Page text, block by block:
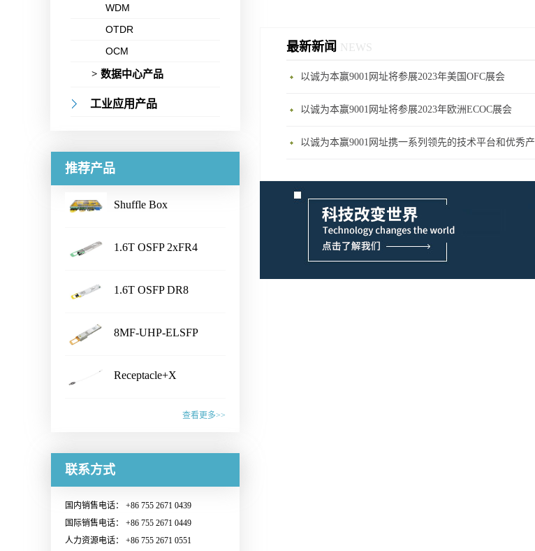
WDM
OTDR
OCM
> 数据中心产品
工业应用产品
推荐产品
Shuffle Box
Chassis Size：1U/2U/3U/4U/
LC /CS /SN /MPO /MMC /SN-
with smaller wiring space· Fiber
Aluminum alloy/ Zn-plate/
围· Datacenter· CPO Integrated
Switching System· Ultra-large-
scale AI GPU computing cluster·
High-performance Computing
(HPC) Supercomputing Center联
系销售，获取更多信息：
1.6T OSFP 2xFR4
Transceiver产品特性·
MSA compliant· CMIS5.2
多信息：Sales@o-netcom.com
1.6T OSFP DR8
Transceiver产品特性·
MSA compliant· CMIS 5.2
Dual MPO-12 or MPO-16应用
范围· 1.6T Ethernet Link联系销
售，获取更多信息：Sales@o-
netcom.com
8MF-UHP-ELSFP
Continuous Wave (CW) lasers·
channel· Low power
consumption· Build in blind mate
optical and electrical connectors·
Receptacle+X
性· Pull force 1-3N or
customer · Wiggle test comply
with IEC and Cisco
standard· Various types of
查看更多>>
联系方式
国内销售电话： +86 755 2671 0439
国际销售电话： +86 755 2671 0449
人力资源电话： +86 755 2671 0551
最新新闻 NEWS
以诚为本赢9001网址将参展2023年美国OFC展会
以诚为本赢9001网址将参展2023年欧洲ECOC展会